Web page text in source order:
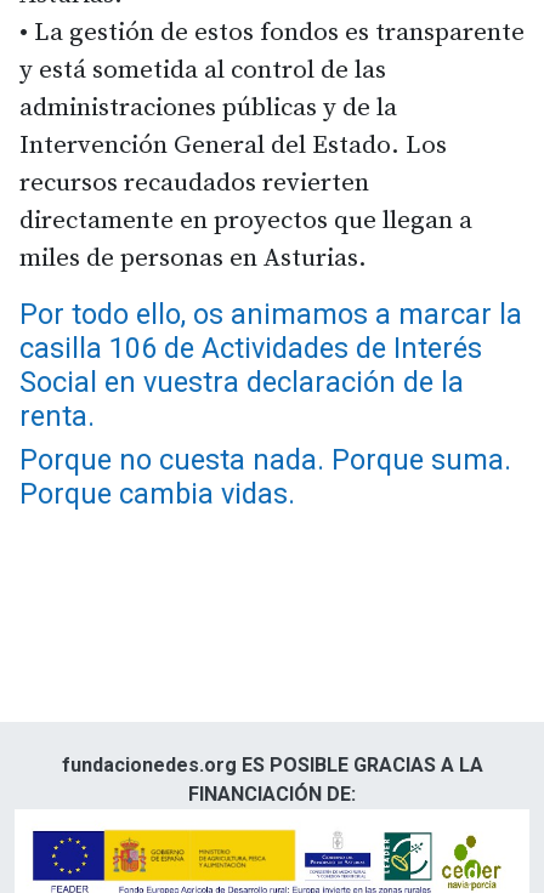
• La gestión de estos fondos es transparente
y está sometida al control de las
administraciones públicas y de la
Intervención General del Estado. Los
recursos recaudados revierten
directamente en proyectos que llegan a
miles de personas en Asturias.
Por todo ello, os animamos a marcar la
casilla 106 de Actividades de Interés
Social en vuestra declaración de la
renta.
Porque no cuesta nada. Porque suma.
Porque cambia vidas.
fundacionedes.org ES POSIBLE GRACIAS A LA
FINANCIACIÓN DE: